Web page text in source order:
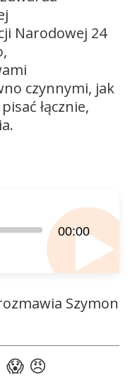
Narodowej 24
czynnymi, jak
łącznie,
00:00
Szymon